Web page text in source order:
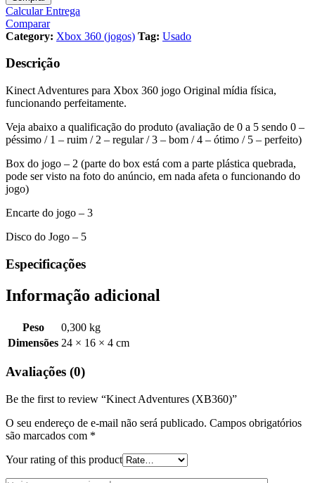
Calcular Entrega
Comparar
Category: Xbox 360 (jogos) Tag: Usado
Descrição
Kinect Adventures para Xbox 360 jogo Original mídia física,
funcionando perfeitamente.
Veja abaixo a qualificação do produto (avaliação de 0 a 5 sendo 0 –
péssimo / 1 – ruim / 2 – regular / 3 – bom / 4 – ótimo / 5 – perfeito)
Box do jogo – 2 (parte do box está com a parte plástica quebrada,
pode ser visto na foto do anúncio, em nada afeta o funcionando do
jogo)
Encarte do jogo – 3
Disco do Jogo – 5
Especificações
Informação adicional
Peso
0,300 kg
Dimensões 24 × 16 × 4 cm
Avaliações (0)
Be the first to review “Kinect Adventures (XB360)”
O seu endereço de e-mail não será publicado. Campos obrigatórios
são marcados com *
Your rating of this product